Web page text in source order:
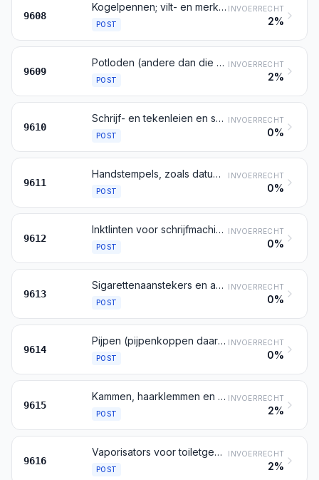
9608
Kogelpennen; vilt- en merkstiften, alsmede andere pennen met poreuze punt; vulpennen; doorschrijfpennen; vulpotloden; penhouders, potloodhouders en dergelijke artikelen; delen (puntbeschermers en klemmen daaronder begrepen) van deze artikelen, andere dan die bedoeld bij post 9609
POST
INVOERRECHT
2%
9609
Potloden (andere dan die bedoeld bij post 9608), griffels, potloodstiften, pastellen, tekenkool, schrijf- en tekenkrijt, en kleermakerskrijt
POST
INVOERRECHT
2%
9610
Schrijf- en tekenleien en schrijf- en tekenborden, ook indien omlijst
POST
INVOERRECHT
0%
9611
Handstempels, zoals datumstempels, zegelstempels, numeroteurs en dergelijke (handetiketteermachines daaronder begrepen); verstelbare handstempels en drukdozen
POST
INVOERRECHT
0%
9612
Inktlinten voor schrijfmachines en dergelijke inktlinten, geïnkt of op andere wijze geprepareerd voor het maken van afdrukken, ook indien op spoelen of in cassettes; stempelkussens, ook indien geïnkt, met of zonder doos
POST
INVOERRECHT
0%
9613
Sigarettenaanstekers en andere aanstekers, ook indien mechanisch of elektrisch, alsmede delen daarvan, andere dan vuursteentjes en lonten
POST
INVOERRECHT
0%
9614
Pijpen (pijpenkoppen daaronder begrepen), sigaren- en sigarettenpijpjes, alsmede delen daarvan
POST
INVOERRECHT
0%
9615
Kammen, haarklemmen en dergelijke artikelen; haarspelden, krulspelden en dergelijke artikelen, andere dan die bedoeld bij post 8516, alsmede delen daarvan
POST
INVOERRECHT
2%
9616
Vaporisators voor toiletgebruik, alsmede monturen en montuurkoppen daarvoor; poederdonsjes en dergelijke artikelen voor het aanbrengen van cosmetica
POST
INVOERRECHT
2%